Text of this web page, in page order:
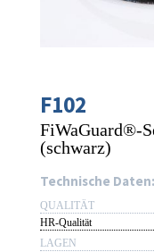
F102
FiWaGuard®-
(schwarz)
Technische Daten:
QUALITÄT
HR-Qualität
LAGEN